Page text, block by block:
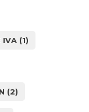
IVA (1)
(2)